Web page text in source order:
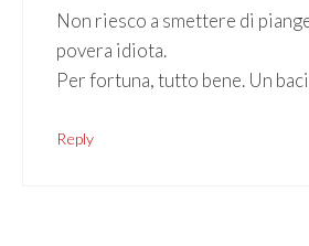
Non riesco a smettere di
povera idiota.
Per fortuna, tutto bene. Un
Reply